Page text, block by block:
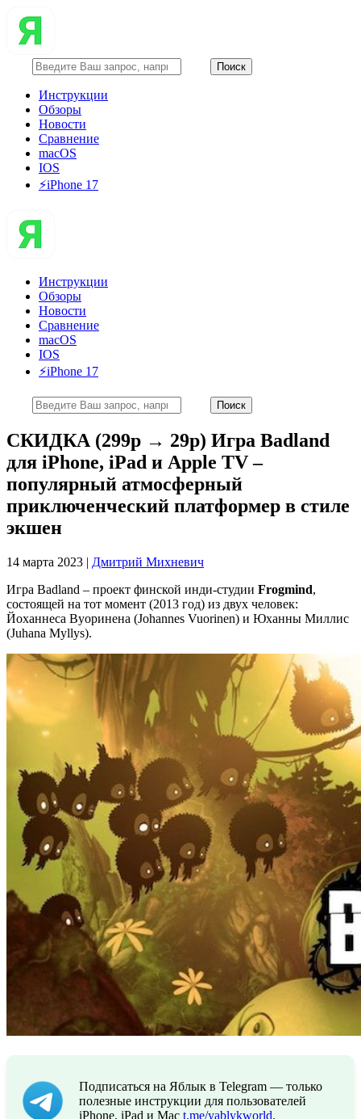
Инструкции
Обзоры
Новости
Сравнение
macOS
IOS
⚡️iPhone 17
Инструкции
Обзоры
Новости
Сравнение
macOS
IOS
⚡️iPhone 17
СКИДКА (299р → 29р) Игра Badland
для iPhone, iPad и Apple TV –
популярный атмосферный
приключенческий платформер в стиле
экшен
14 марта 2023 | Дмитрий Михневич
Игра Badland – проект финской инди-студии Frogmind,
состоящей на тот момент (2013 год) из двух человек:
Йоханнеса Вуоринена (Johannes Vuorinen) и Юханны Миллис
(Juhana Myllys).
Подписаться на Яблык в Telegram — только
полезные инструкции для пользователей
iPhone, iPad и Mac t.me/yablykworld.